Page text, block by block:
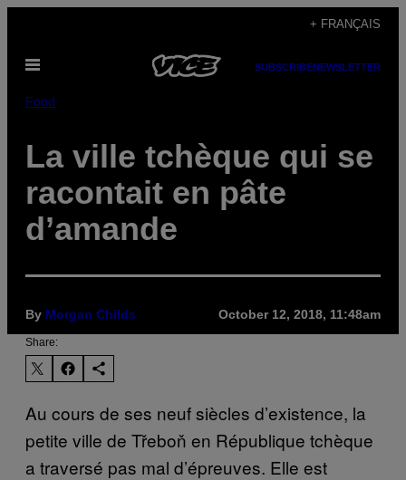
content
+ FRANÇAIS
Open
SUBSCRIBENEWSLETTER
Food
La ville tchèque qui se
racontait en pâte
d’amande
By Morgan Childs October 12, 2018, 11:48am
Share:
Au cours de ses neuf siècles d’existence, la
petite ville de Třeboň en République tchèque
a traversé pas mal d’épreuves. Elle est